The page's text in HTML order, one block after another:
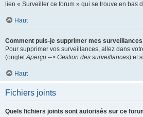
lien « Surveiller ce forum » qui se trouve en bas
Haut
Comment puis-je supprimer mes
Pour supprimer vos surveillances, allez dans
(ongletAperçu --> Gestion des surveillances) et
Haut
Fichiers joints
Quels fichiers joints sont autorisés sur ce